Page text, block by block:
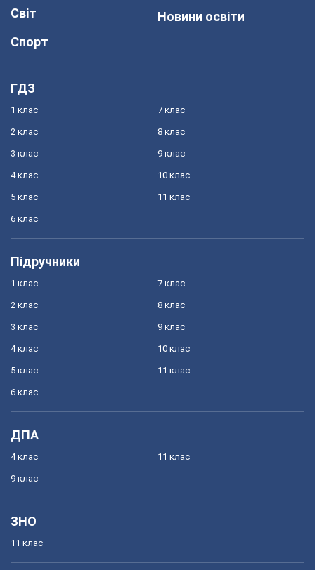
Світ
Спорт
Новини освіти
ГДЗ
1 клас
2 клас
3 клас
4 клас
5 клас
6 клас
7 клас
8 клас
9 клас
10 клас
11 клас
Підручники
1 клас
2 клас
3 клас
4 клас
5 клас
6 клас
7 клас
8 клас
9 клас
10 клас
11 клас
ДПА
4 клас
9 клас
11 клас
ЗНО
11 клас